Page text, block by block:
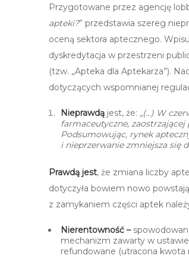
Przygotowane przez agencję
apteki?” przedstawia szereg
oceną sektora aptecznego.
dyskredytacja w przestrzeni
(tzw. „Apteka dla Aptekarza”).
dotyczących wspomnianej
Nieprawdą jest, że: „(…) W
farmaceutyczne, zaostrzającej
Podsumowując, rynek
i nieprzerwanie zmniejsza się
Prawdą jest, że zmiana liczby
dotyczyła bowiem nowo
z zamykaniem części aptek
Nierentowność –
mechanizm zawarty w
refundowane (utracona kwota